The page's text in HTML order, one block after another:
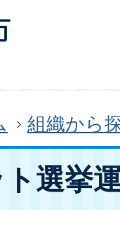
組織から
選挙